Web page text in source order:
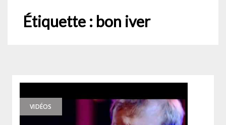
Étiquette : bon iver
VIDÉOS